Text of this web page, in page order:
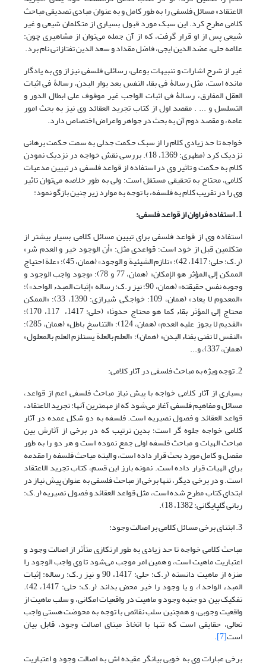
الاعتقاد» مسائل فلسفی را به طور کامل و به عنوان مبادی تصدیقی مباحث
کلامی مطرح کرد. این سبک مورد قبول بسیاری از متکلمان شیعی و غیر
شیعی پس از او قرار گرفت، که از آن جمله می‌توان از مشاهیری چون:
علامه حلی، عضد الدین ایجی، فاضل مقداد و سعد الدین تفتازانی نام برد.
غیر از شرح اشارات و تنبیهات بوعلی، رسائلی فلسفی نیز از وی به یادگار
مانده است، مثل رسالۀ فی بقاء النفس بعد بوار البدن، رسالۀ فی اثبات
العقل المفارق، رسالۀ فی اثبات الواجب غیر موقوف علی ابطال الدور و
التسلسل و ... . مقصد اول از کتاب تجرید العقائد وی نیز به بحث امور
عامه، و مقصد دوم آن به بحث در جواهر واعراض اختصاص دارد.
خواجه تا حد زیادی کلام را از سبک حکمت جدلی به سمت حکمت برهانی
نزدیک کرد (مطهری: 1369، 18). بررسی نقش خواجه در نزدیک نمودن
کلام به حکمت و تاثیر وی در استفاده از قواعد فلسفی در تبیین مدعیات
کلامی، محتاج به تحقیقی مستقل است؛ ولی به طور خلاصه می‌توان تاثیر
وی را در تقریب کلام به فلسفه، با توجه به موارد زیر چنین بازگو نمود:
1. استفاده فراوان از قواعد فلسفی:
استفاده وی از قواعد فلسفی برای تبیین مسائل کلامی بسیار بیشتر از
متکلمین قبل از خود است؛ قواعدی مثل: «أن الوجود خیر و العدم شر»
(ر.ک: حلی: 1417، 42)؛ «تلازم الشیئیة و الوجود» (همان، 45)؛ «علة احتیاج
الممکن إلی المؤثر هو الإمکان» (همان، 77 و 78)؛ «وجود واجب الوجود و
وجوبه نفس حقیقته» (همان، 90؛ نیز ر.ک: رساله «إثبات المبدء الواحد»)؛
«المعدوم لا یعاد» (همان، 109؛ خواجگی شیرازی: 1390، 33)؛ «الممکن
محتاج إلی المؤثر بقاء کما هو محتاج حدوثا» (حلی: 1417، 117، 170)؛
«القدیم لا یجوز علیه العدم» (همان، 124)؛ «التناسخ باطل» (همان، 285)؛
«النفس لا تفنی بفناء البدن» (همان)؛ «العلم بالعلة یستلزم العلم بالمعلول»
(همان، 337)، و...
2. توجه ویژه به مباحث فلسفی در آثار کلامی:
بسیاری از آثار کلامی خواجه با پیش نیاز مباحث فلسفی اعم از قواعد،
مسائل و مفاهیم فلسفی آغاز می‌شود که از مهمترین آنها: تجرید الاعتقاد،
قواعد العقائد و فصول نصیریه است. فلسفه به دو شکل عمده در آثار
کلامی خواجه جلوه گر است؛ بدین ترتیب که در برخی از آثارش بین
مباحث الهیات و مباحث فلسفه اولی جمع نموده است و هر دو را به طور
مفصل و کامل مورد بحث قرار داده است، و البته مباحث فلسفه را مقدمه
برای الهیات قرار داده است. نمونه بارز این قسم، کتاب تجرید الاعتقاد
است. و در برخی دیگر، تنها برخی از مباحث فلسفی به عنوان پیش نیاز در
ابتدای کتاب مطرح شده است، مثل قواعد العقائد و فصول نصیریه (ر.ک:
ربانی گلپایگانی: 1382، 18).
3. ابتنای برخی مسائل کلامی بر اصالت وجود:
مباحث کلامی خواجه تا حد زیادی به طور ارتکازی متأثر از اصالت وجود و
اعتباریت ماهیت است، و همین امر موجب می‌شود تا وی واجب الوجود را
منزه از ماهیت دانسته (ر.ک: حلی: 1417، 90 و نیز ر.ک: رساله: إثبات
المبدء الواحد)، و یا وجود را خیر محض بداند (ر.ک: حلی: 1417، 42).
تفکیک بین دو جنبه وجود و ماهیت در واقعیات امکانی، و سلب ماهیت از
واقعیت وجوبی، و همچنین سلب نقائص با توجه به محوضت هستیِ واجب
تعالی، حقایقی است که تنها با اتخاذ مبنای اصالت وجود، قابل بیان
است[7]
.
برخی عبارات وی به خوبی بیانگر عقیده اش به اصالت وجود و اعتباریت